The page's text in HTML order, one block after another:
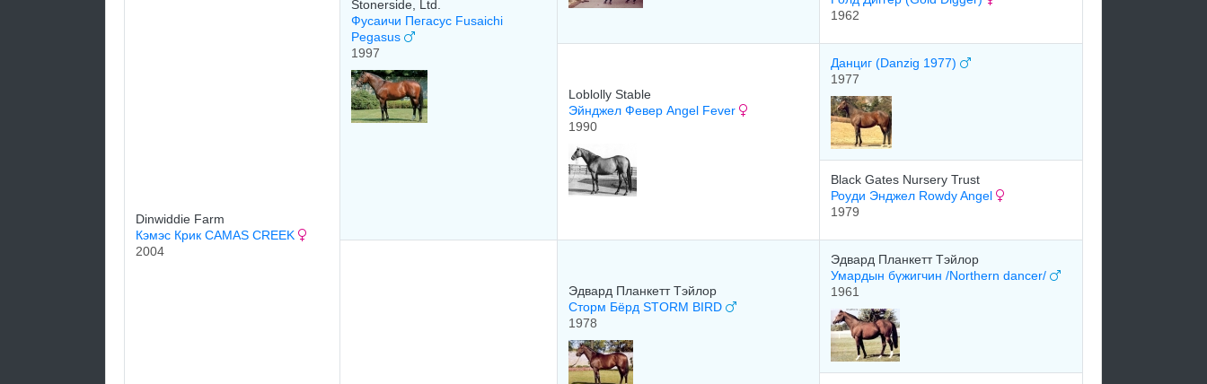
Dinwiddie Farm
Кэмэс Крик CAMAS CREEK
2004
Stonerside, Ltd.
Фусаичи Пегасус Fusaichi
Pegasus
1997
1962
Loblolly Stable
Эйнджел Февер Angel Fever
1990
Данциг (Danzig 1977)
1977
Black Gates Nursery Trust
Роуди Энджел Rowdy Angel
1979
Эдвaрд Плaнкeтт Tэйлoр
Сторм Бёрд STORM BIRD
1978
Эдваpд Планкетт Тэйлop
Умардын бүжигчин /Northern dancer/
1961